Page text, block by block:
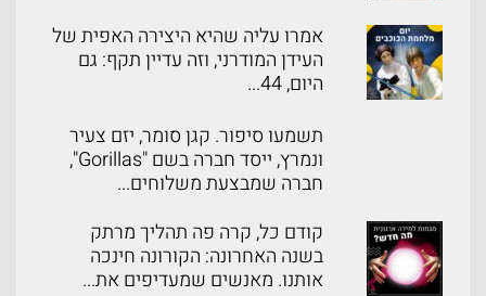
אמרו עליה שהיא היצירה האפית של
העידן המודרני, וזה עדיין תקף: גם
היום, 44...
תשמעו סיפור. קגן סומר, יזם צעיר
ונמרץ, ייסד חברה בשם "Gorillas",
חברה שמבצעת משלוחים...
קודם כל, קרה פה תהליך מרתק
בשנה האחרונה: הקורונה חינכה
אותנו. מאנשים שמעדיפים את...